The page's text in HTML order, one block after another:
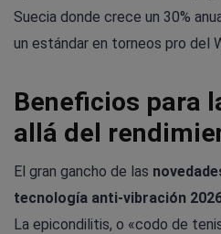
Suecia donde crece un 30%
un estándar en torneos pro del
Beneficios para
allá del
El gran gancho de las
tecnología anti-vibración
La epicondilitis, o «codo de